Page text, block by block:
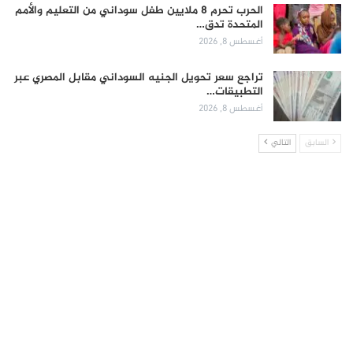
الحرب تحرم 8 ملايين طفل سوداني من التعليم والأمم
المتحدة تدق…
أغسطس 8, 2026
تراجع سعر تحويل الجنيه السوداني مقابل المصري عبر
التطبيقات…
أغسطس 8, 2026
السابق التالي